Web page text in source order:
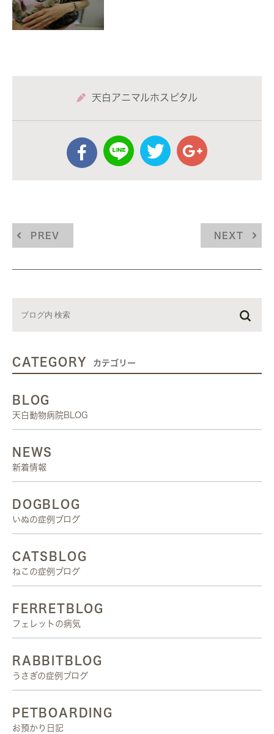
天白アニマルホスピタル
PREV NEXT
CATEGORY カテゴリー
BLOG
天白動物病院BLOG
NEWS
新着情報
DOGBLOG
いぬの症例ブログ
CATSBLOG
ねこの症例ブログ
FERRETBLOG
フェレットの病気
RABBITBLOG
うさぎの症例ブログ
PETBOARDING
お預かり日記